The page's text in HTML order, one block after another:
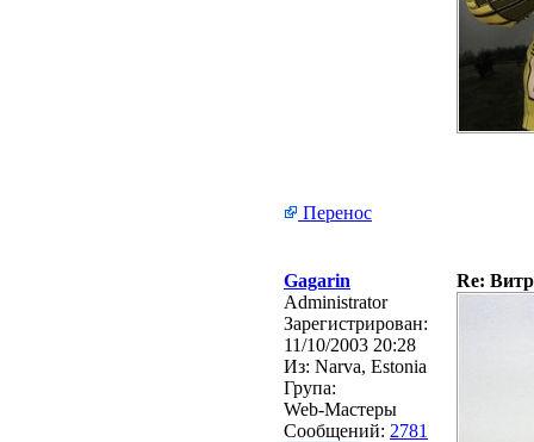
Перенос
Gagarin
Re:
Administrator
Зарегистрирован:
11/10/2003 20:28
Из: Narva, Estonia
Група:
Web-Мастеры
Сообщений: 2781